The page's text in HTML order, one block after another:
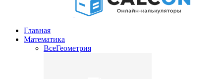
Главная
Математика
ВсеГеометрия